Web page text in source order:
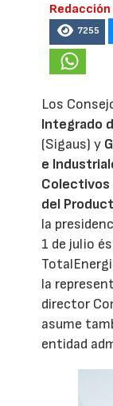
7255
Los
Integrado
(Sigaus) y
e
Colectivos
del
la
1 de julio
la
director
asume
entidad